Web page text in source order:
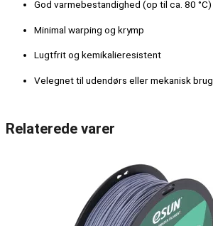
God varmebestandighed (op til ca. 80 °C)
Minimal warping og krymp
Lugtfrit og kemikalieresistent
Velegnet til udendørs eller mekanisk brug
Relaterede varer